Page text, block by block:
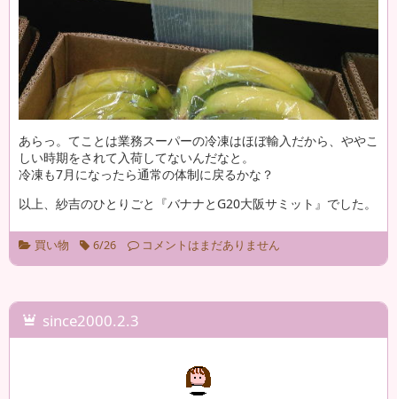
あらっ。てことは業務スーパーの冷凍はほぼ輸入だから、ややこ
しい時期をされて入荷してないんだなと。
冷凍も7月になったら通常の体制に戻るかな？
以上、紗吉のひとりごと『バナナとG20大阪サミット』でした。
買い物 6/26 コメントはまだありません
since2000.2.3